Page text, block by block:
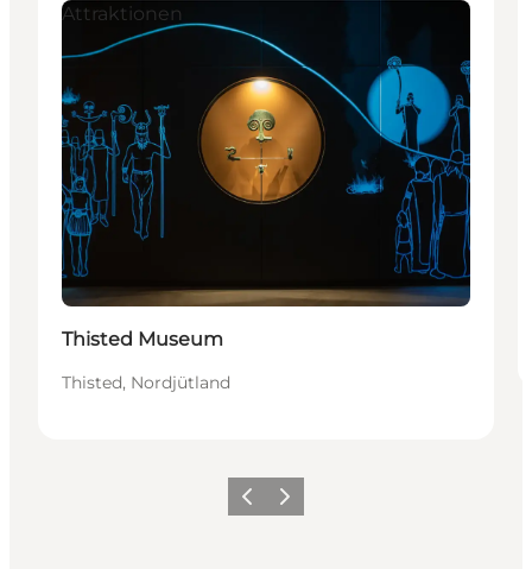
Attraktionen
Thisted Museum
Thisted, Nordjütland
ZurückWeiter